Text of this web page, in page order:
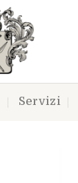
Servizi